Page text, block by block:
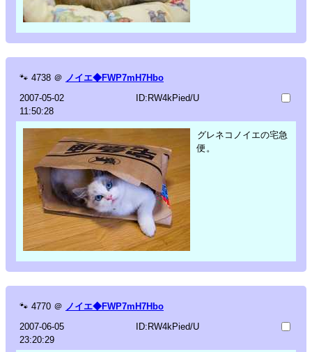
🐾 4738 ＠ ノイエ◆FWP7mH7Hbo
2007-05-02
11:50:28
ID:RW4kPied/U
グレネコノイエの宅急
便。
🐾 4770 ＠ ノイエ◆FWP7mH7Hbo
2007-06-05
23:20:29
ID:RW4kPied/U